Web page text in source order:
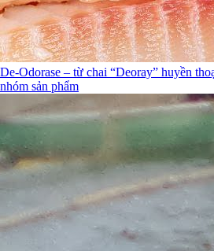
De-Odorase – từ chai “Deoray” huyền
nhóm sản phẩm